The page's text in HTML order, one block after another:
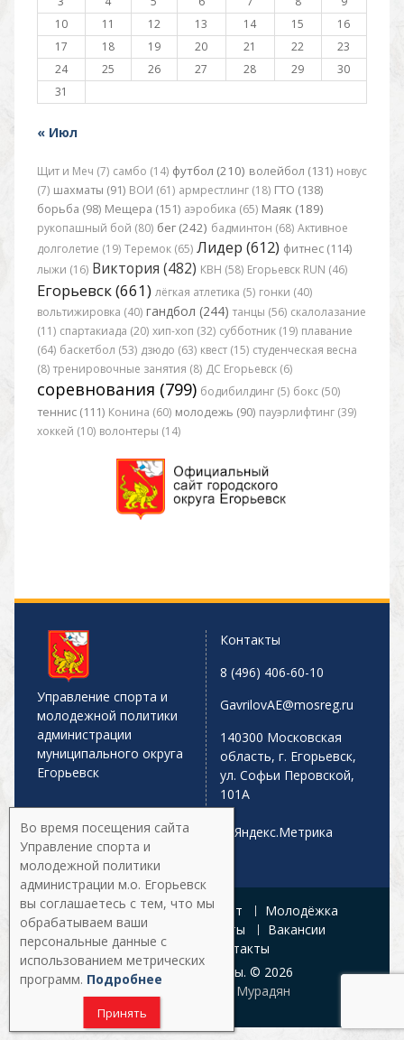
10
11 12 13 14 15
16
17
18 19 20 21 22
23
24
25 26 27 28 29
30
31
« Июл
Щит и Меч (7) самбо (14) футбол (210) волейбол (131) новус
(7) шахматы (91) ВОИ (61) армрестлинг (18) ГТО (138)
борьба (98) Мещера (151) аэробика (65) Маяк (189)
рукопашный бой (80) бег (242) бадминтон (68) Активное
долголетие (19) Теремок (65) Лидер (612) фитнес (114)
лыжи (16) Виктория (482) КВН (58) Егорьевск RUN (46)
Егорьевск (661) лёгкая атлетика (5) гонки (40)
вольтижировка (40) гандбол (244) танцы (56) скалолазание
(11) спартакиада (20) хип-хоп (32) субботник (19) плавание
(64) баскетбол (53) дзюдо (63) квест (15) студенческая весна
(8) тренировочные занятия (8) ДС Егорьевск (6)
соревнования (799) бодибилдинг (5) бокс (50)
теннис (111) Конина (60) молодежь (90) пауэрлифтинг (39)
хоккей (10) волонтеры (14)
Управление спорта и
молодежной политики
администрации
муниципального округа
Егорьевск
Контакты
8 (496) 406-60-10
GavrilovAE@mosreg.ru
140300 Московская
область, г. Егорьевск,
ул. Софьи Перовской,
101А
Главная Афиша Спорт
Молодёжка
Управление
Документы
Вакансии
Галерея
Контакты
Все права защищены. © 2026
Разработка:
Армен Мурадян
Во время посещения сайта
Управление спорта и
молодежной политики
администрации м.о. Егорьевск
вы соглашаетесь с тем, что мы
обрабатываем ваши
персональные данные с
использованием метрических
программ. Подробнее